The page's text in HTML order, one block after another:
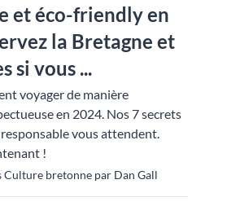
et éco-friendly en
la Bretagne et
si vous ...
voyager de manière
en 2024. Nos 7 secrets
vous attendent.
!
Culture bretonne par Dan Gall